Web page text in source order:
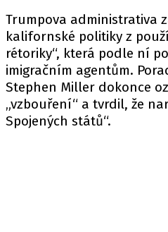
Trumpova administrativa
kalifornské politiky z
rétoriky“, která podle ní
imigračním agentům.
Stephen Miller dokonce
„vzbouření“ a tvrdil, že
Spojených států“.